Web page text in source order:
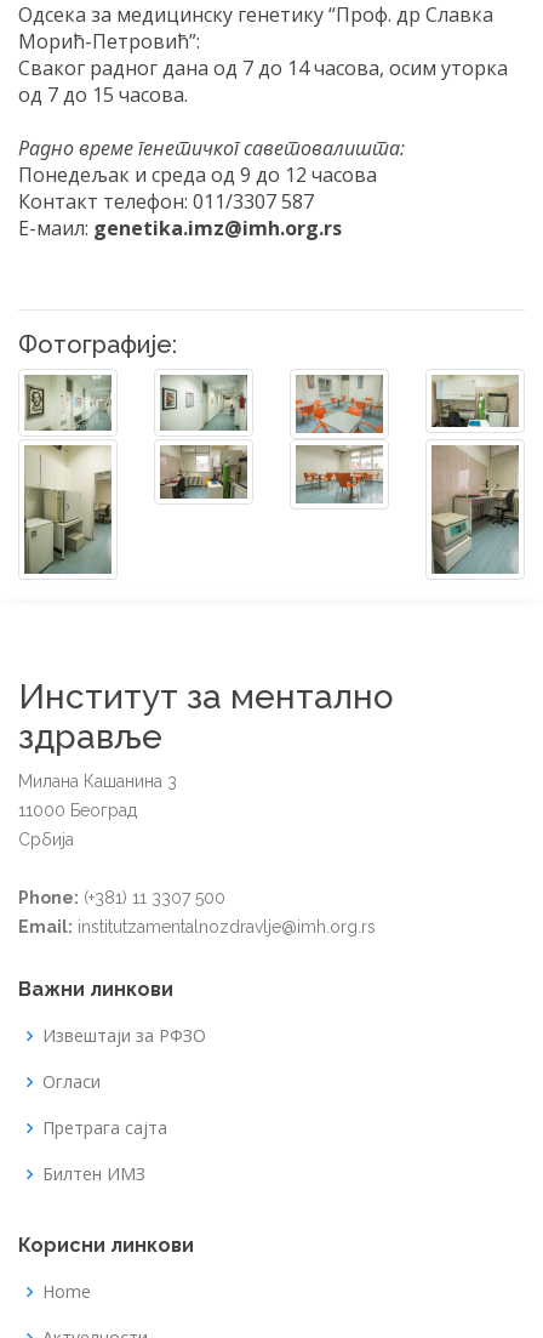
Одсека за медицинску генетику “Проф. др Славка
Морић-Петровић”:
Сваког радног дана од 7 до 14 часова, осим уторка
од 7 до 15 часова.
Радно време генетичког саветовалишта:
Понедељак и среда од 9 до 12 часова
Контакт телефон: 011/3307 587
Е-маил: genetika.imz@imh.org.rs
Фотографије:
Институт за ментално
здравље
Милана Кашанина 3
11000 Београд
Србија
Phone: (+381) 11 3307 500
Email: institutzamentalnozdravlje@imh.org.rs
Важни линкови
Извештаји за РФЗО
Огласи
Претрага сајта
Билтен ИМЗ
Корисни линкови
Home